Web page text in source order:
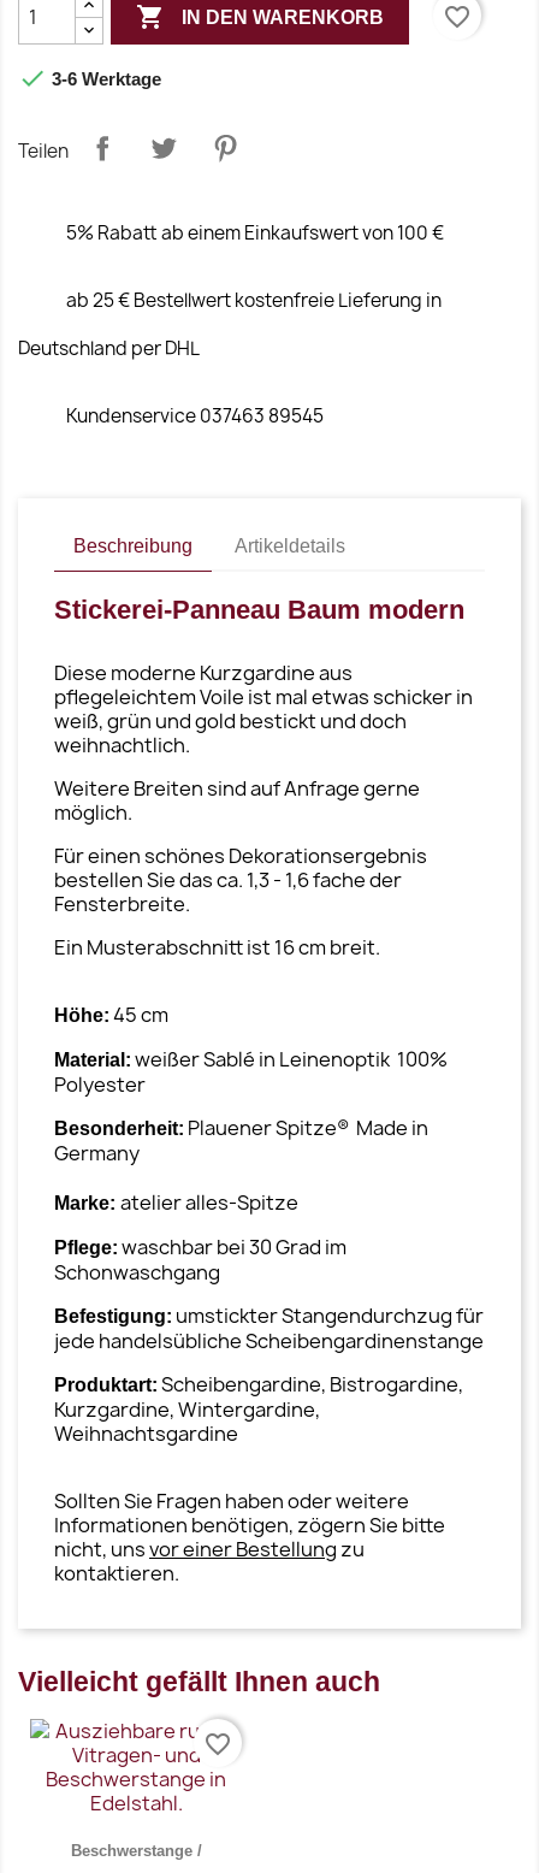
 IN DEN WARENKORB favorite_border
 3-6 Werktage
Teilen
5% Rabatt ab einem Einkaufswert von 100 €
ab 25 € Bestellwert kostenfreie Lieferung in
Deutschland per DHL
Kundenservice 037463 89545
Beschreibung Artikeldetails
Stickerei-Panneau Baum modern
Diese moderne Kurzgardine aus
pflegeleichtem Voile ist mal etwas schicker in
weiß, grün und gold bestickt und doch
weihnachtlich.
Weitere Breiten sind auf Anfrage gerne
möglich.
Für einen schönes Dekorationsergebnis
bestellen Sie das ca. 1,3 - 1,6 fache der
Fensterbreite.
Ein Musterabschnitt ist 16 cm breit.
Höhe: 45 cm
Material: weißer Sablé in Leinenoptik 100%
Polyester
Besonderheit: Plauener Spitze® Made in
Germany
Marke: atelier alles-Spitze
Pflege: waschbar bei 30 Grad im
Schonwaschgang
Befestigung: umstickter Stangendurchzug für
jede handelsübliche Scheibengardinenstange
Produktart: Scheibengardine, Bistrogardine,
Kurzgardine, Wintergardine,
Weihnachtsgardine
Sollten Sie Fragen haben oder weitere
Informationen benötigen, zögern Sie bitte
nicht, unsvor einer Bestellung zu
kontaktieren.
Vielleicht gefällt Ihnen auch
Beschwerstange /
favorite_border